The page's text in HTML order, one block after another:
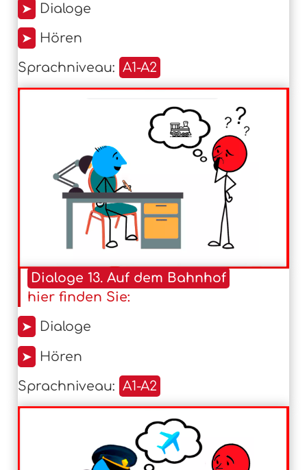
➤ Dialoge
➤ Hören
Sprachniveau: A1-A2
Dialoge 13. Auf dem Bahnhof
hier finden Sie:
➤ Dialoge
➤ Hören
Sprachniveau: A1-A2